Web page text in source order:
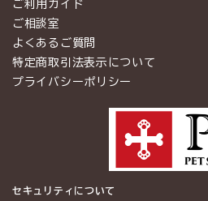
ご利用ガイド
ご相談室
よくあるご質問
特定商取引法表示について
プライバシーポリシー
セキュリティについて